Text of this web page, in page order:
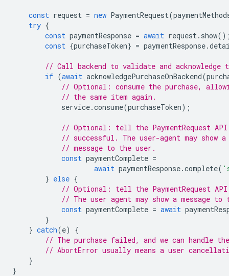
const request = new PaymentRequest(
try {
const paymentResponse = await request. show
const {purchaseToken} = paymentResponse.
// Call backend to validate and acknowledge
if (await acknowledgePurchaseOnBackend(
// Optional: consume the purchase,
// the same item again.
service.consume(purchaseToken);
// Optional: tell the PaymentRequest
// successful. The user-agent may show
// message to the user.
const paymentComplete =
await paymentResponse.complete(
} else {
// Optional: tell the PaymentRequest
// The user agent may show a message to
const paymentComplete = await
}
} catch(e)
{
// The purchase failed, and we can handle
// AbortError usually means a user
}
}